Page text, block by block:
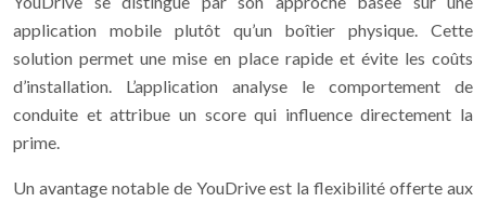
application mobile plutôt qu’un boîtier physique. Cette
solution permet une mise en place rapide et évite les coûts
d’installation. L’application analyse le comportement de
conduite et attribue un score qui influence directement la
prime.
Un avantage notable de YouDrive est la flexibilité offerte aux